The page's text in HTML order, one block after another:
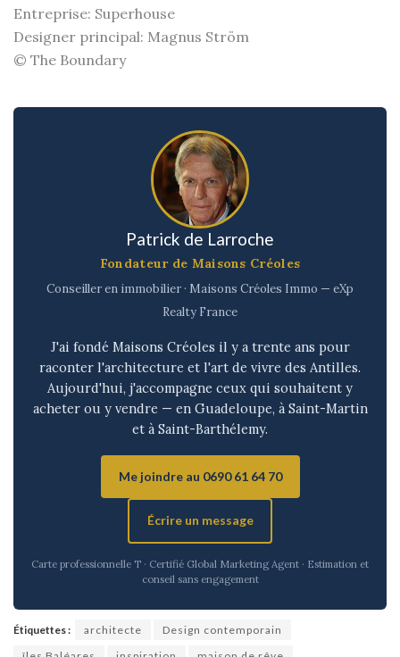
Entreprise: Superhouse
Designer principal: Magnus Ström
© The Boundary
Patrick de Larroche
Fondateur de Maisons Créoles
Conseiller en immobilier · Maisons Créoles Immo — eXp
Realty France
J'ai fondé Maisons Créoles il y a trente ans pour
raconter l'architecture et l'art de vivre des Antilles.
Aujourd'hui, j'accompagne ceux qui souhaitent y
acheter ou y vendre — en Guadeloupe, à Saint-Martin
et à Saint-Barthélemy.
Me joindre au 0690 61 64 70
Écrire un message
Carte professionnelle T · Certifié Global Marketing Agent · Estimation et
conseil sans engagement
Étiquettes : architecte
Design contemporain